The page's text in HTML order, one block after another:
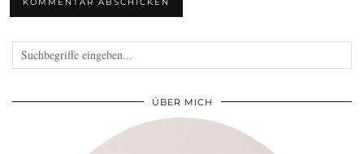
ÜBER MICH